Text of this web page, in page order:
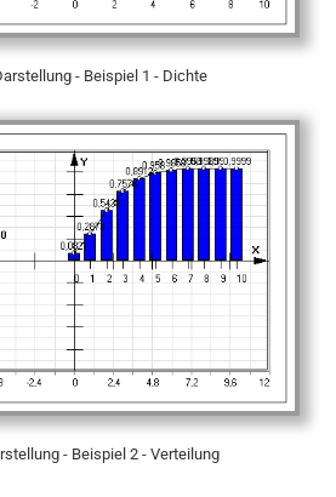
- Beispiel 1 - Dichte
- Beispiel 2 - Verteilung